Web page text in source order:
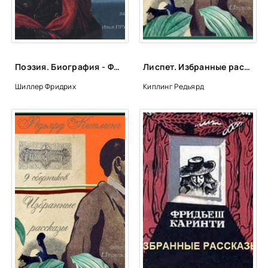
Тот, кто заведует образованием
Плотник Фэн
Студент Лэн
МОНАХИ-ВОЛШЕБНИКИ. Предисловие переводчика
Расписная стена
Как он садил грушу
Даос с гор Лао
Душа чанцинского хэшана
Превращения святого Чэна
Даос Цзюй Яо-жу
Поэзия. Биография - Фридрих Шиллер
Шиллер Фридрих
Лиспет. Избранные рассказы из 9 сборников - Редьярд Киплинг
Киплинг Редьярд